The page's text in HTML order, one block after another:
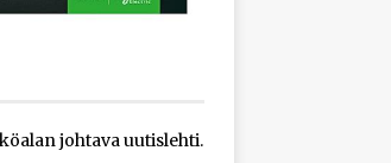
johtava uutislehti.